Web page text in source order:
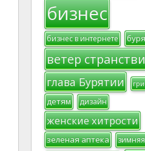
бизнес
бизнес в интернете
ветер
глава Бурятии
детям дизайн
женские хитрости
зеленая аптека